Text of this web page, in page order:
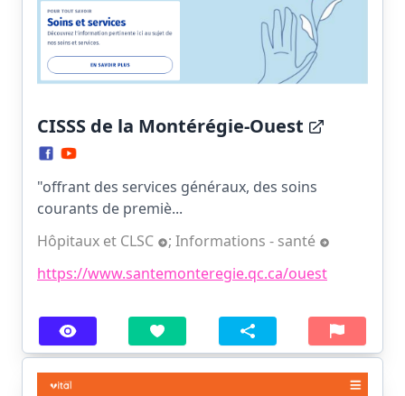
CISSS de la Montérégie-Ouest
"offrant des services généraux, des soins
courants de premiè...
Hôpitaux et CLSC
; Informations - santé
https://www.santemonteregie.qc.ca/ouest